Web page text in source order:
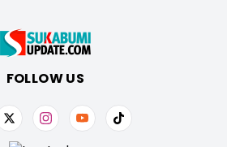
FOLLOW US